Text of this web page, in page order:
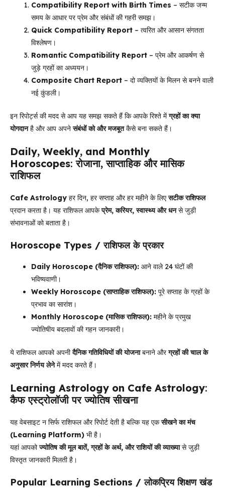
Compatibility Report with Birth Times – सटीक जन्म
समय के आधार पर प्रेम और संबंधों की गहरी समझ।
Quick Compatibility Report – त्वरित और आसान संगतता
विश्लेषण।
Romantic Compatibility Report – प्रेम और आकर्षण से
जुड़े ग्रहों का अध्ययन।
Composite Chart Report – दो व्यक्तियों के मिलन से बनने वाली
नई कुंडली।
इन रिपोर्ट्स की मदद से आप यह समझ सकते हैं कि आपके रिश्ते मेंग्रहों का क्या
योगदानहै और आप अपनेसंबंधों को और मजबूतकैसे बना सकते हैं।
Daily, Weekly, and Monthly
Horoscopes:रोजाना, साप्ताहिक और मासिक
राशिफल
Cafe Astrology हर दिन, हर सप्ताह और हर महीने के लिएसटीक राशिफल
प्रदान करता है। यह राशिफल आपकेप्रेम, करियर, स्वास्थ्य और धनसे जुड़ी
संभावनाओं को बताता है।
Horoscope Types / राशिफल के प्रकार
Daily Horoscope (दैनिक राशिफल): आने वाले 24 घंटों की
भविष्यवाणी।
Weekly Horoscope (साप्ताहिक राशिफल): पूरे सप्ताह के ग्रहों के
प्रभाव का सारांश।
Monthly Horoscope (मासिक राशिफल): महीने के प्रमुख
ज्योतिषीय बदलावों की गहन जानकारी।
ये राशिफल आपको अपनीदैनिक गतिविधियों की योजनाबनाने औरग्रहों की चाल के
अनुसार निर्णय लेनेमें मदद करते हैं।
Learning Astrology on Cafe Astrology:
कैफ एस्ट्रोलॉजी पर ज्योतिष सीखना
यह वेबसाइट न सिर्फ राशिफल और रिपोर्ट देती है बल्कि यह एकसीखने का मंच
(Learning Platform) भी है।
यहां आपकोज्योतिष की मूल बातें, ग्रहों के अर्थ, और राशियों की व्याख्यासे जुड़ी
विस्तृत जानकारी मिलती है।
Popular Learning Sections / लोकप्रिय शिक्षण खंड